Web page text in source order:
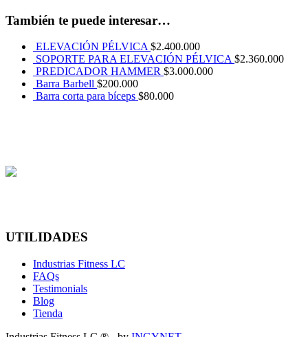
También te puede interesar…
ELEVACIÓN PÉLVICA $2.400.000
SOPORTE PARA ELEVACIÓN PÉLVICA $2.360.000
PREDICADOR HAMMER $3.000.000
Barra Barbell $200.000
Barra corta para bíceps $80.000
UTILIDADES
Industrias Fitness LC
FAQs
Testimonials
Blog
Tienda